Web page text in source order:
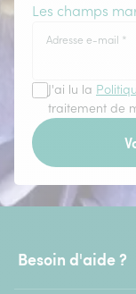
Les champs
Adresse e-mail *
J'ai lu la
traitement de
Besoin d'aide ?